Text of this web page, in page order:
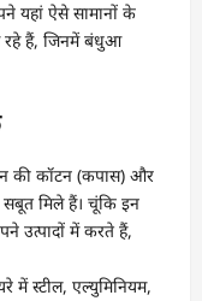
यहां ऐसे सामानों के
रहे हैं, जिनमें बंधुआ
की कॉटन (कपास) और
सबूत मिले हैं। चूंकि इन
उत्पादों में करते हैं,
में स्टील, एल्युमिनियम,